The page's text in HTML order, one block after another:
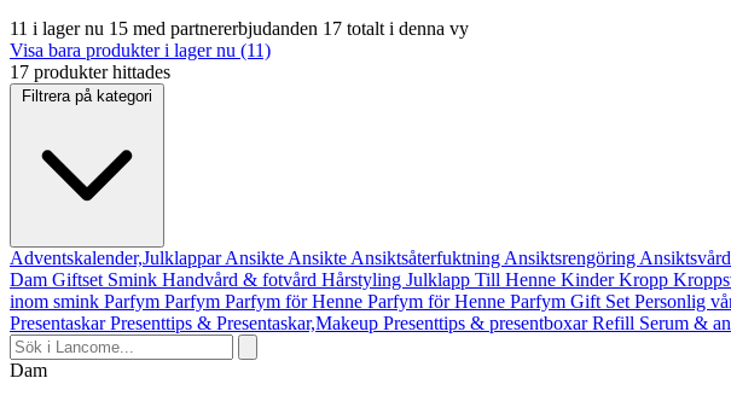
11 i lager nu 15 med partnererbjudanden 17 totalt i denna vy
Visa bara produkter i lager nu (11)
17 produkter hittades
Filtrera på kategori
Adventskalender,JulklapparAnsikte Ansikte Ansiktsåterfuktning Ansiktsrengöring Ansiktsvård
Dam Giftset Smink Handvård & fotvård Hårstyling Julklapp Till Henne KinderKropp
inom smink Parfym Parfym Parfym för Henne Parfym för Henne Parfym Gift Set Personlig
PresentaskarPresenttips & Presentaskar,Makeup Presenttips & presentboxarRefill Serum &
Dam